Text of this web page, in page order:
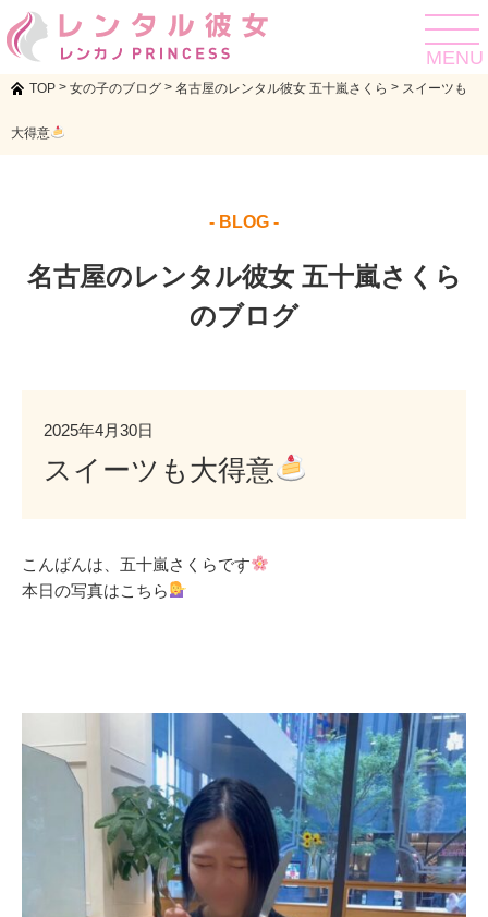
toggle
MENU
TOP > 女の子のブログ > 名古屋のレンタル彼女 五十嵐さくら > スイーツも
大得意
- BLOG -
名古屋のレンタル彼女 五十嵐さくら
のブログ
2025年4月30日
スイーツも大得意
こんばんは、五十嵐さくらです
本日の写真はこちら